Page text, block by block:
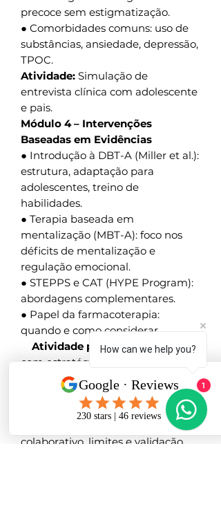
precoce sem estigmatização.
● Comorbidades comuns: uso de
substâncias, ansiedade, depressão,
TPOC.
Atividade: Simulação de
entrevista clínica com adolescente
e pais.
Módulo 4 – Intervenções
Baseadas em Evidências
● Introdução à DBT-A (Miller et al.):
estrutura, adaptação para
adolescentes, treino de
habilidades.
● Terapia baseada em
mentalização (MBT-A): foco nos
déficits de mentalização e
regulação emocional.
● STEPPS e CAT (HYPE Program):
abordagens complementares.
● Papel da farmacoterapia:
quando e como considerar.
Atividade prática:Role-play
com estratégias da DBT (validação,
análise de cadeia).
Módulo 5 – Família, Rede e
Prognóstico
● Psicoeducação parental: modelo
colaborativo, limites e validação .
How can we help you?
1